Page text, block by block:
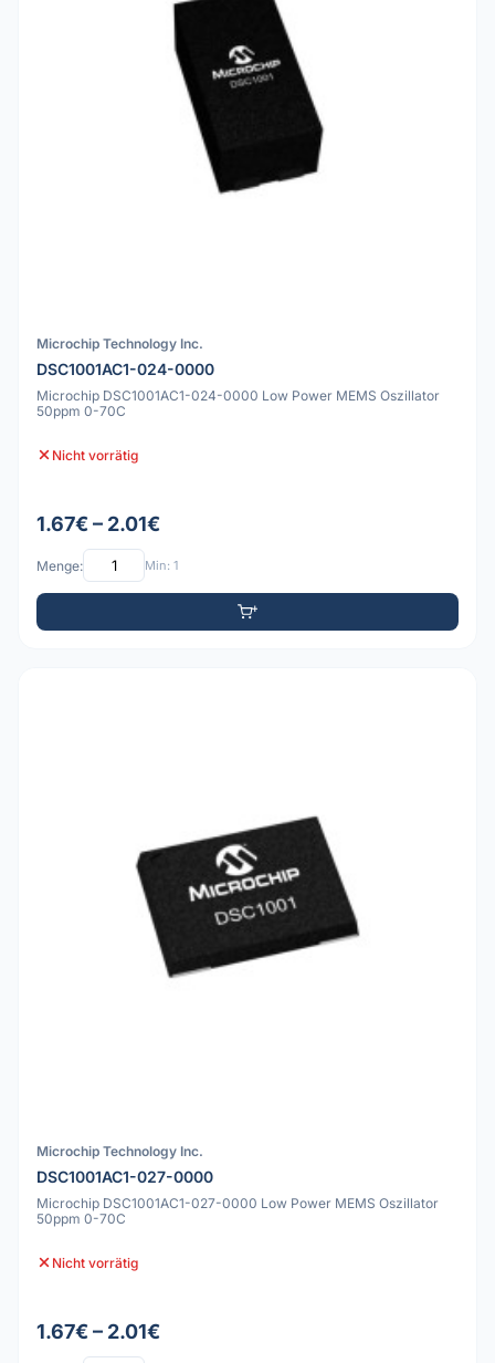
Microchip Technology Inc.
DSC1001AC1-024-0000
Microchip DSC1001AC1-024-0000 Low Power MEMS Oszillator
50ppm 0-70C
Nicht vorrätig
1.67€ – 2.01€
Menge: Min: 1
Microchip Technology Inc.
DSC1001AC1-027-0000
Microchip DSC1001AC1-027-0000 Low Power MEMS Oszillator
50ppm 0-70C
Nicht vorrätig
1.67€ – 2.01€